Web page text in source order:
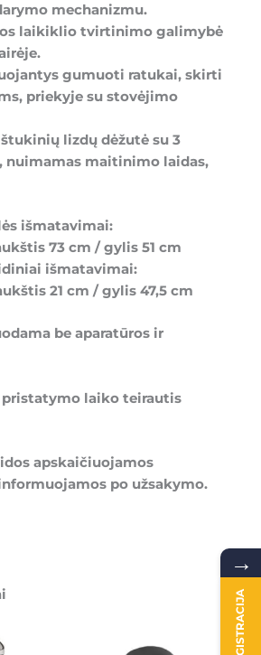
mechanizmu.
laikiklio tvirtinimo galimybė
gumuoti ratukai, skirti
priekyje su stovėjimo
lizdų dėžutė su 3
nuimamas maitinimo laidas,
išmatavimai:
73 cm / gylis 51 cm
išmatavimai:
21 cm / gylis 47,5 cm
be aparatūros ir
pristatymo laiko teirautis
apskaičiuojamos
po užsakymo.
→
REGISTRACIJA